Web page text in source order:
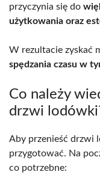
przyczynia się do
użytkowania oraz
W rezultacie zyskać
spędzania czasu w
Co należy
drzwi
Aby przenieść drzwi
przygotować. Na
co potrzebne: